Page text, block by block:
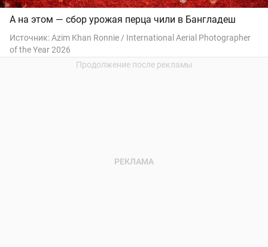
А на этом — сбор урожая перца чили в Бангладеш
Источник:Azim Khan Ronnie / International Aerial Photographer
of the Year 2026